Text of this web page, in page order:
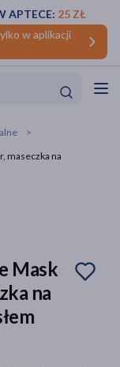
w aplikacji
APTECE: 25 ZŁ
maseczka na
Mask
na